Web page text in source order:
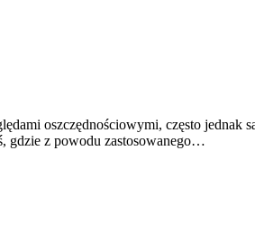
oszczędnościowymi, często jednak
gdzie z powodu zastosowanego…